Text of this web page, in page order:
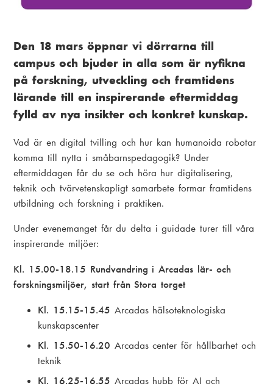
g
Den 18 mars öppnar vi dörrarna till
campus och bjuder in alla som är nyfikna
på forskning, utveckling och framtidens
lärande till en inspirerande eftermiddag
fylld av nya insikter och konkret kunskap.
Vad är en digital tvilling och hur kan humanoida robotar
komma till nytta i småbarnspedagogik? Under
eftermiddagen får du se och höra hur digitalisering,
teknik och tvärvetenskapligt samarbete formar framtidens
utbildning och forskning i praktiken.
Under evenemanget får du delta i guidade turer till våra
inspirerande miljöer:
Kl. 15.00-18.15 Rundvandring i Arcadas lär- och
forskningsmiljöer, start från Stora torget
Kl. 15.15-15.45 Arcadas hälsoteknologiska
kunskapscenter
Kl. 15.50-16.20 Arcadas center för hållbarhet och
teknik
Kl. 16.25-16.55 Arcadas hubb för AI och